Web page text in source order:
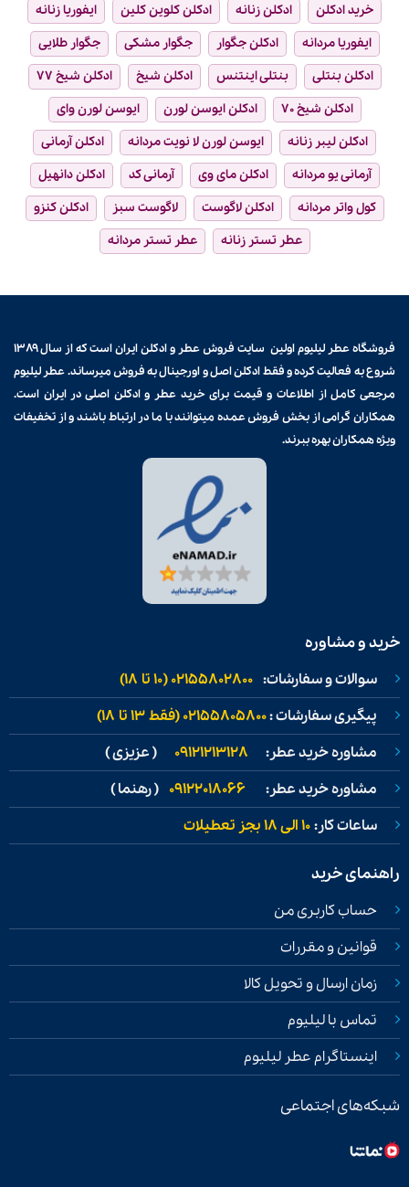
خرید ادکلن ادکلن زنانه ادکلن کلوین کلین
ایفوریا زنانه
ایفوریا مردانه
ادکلن جگوار جگوار مشکی
جگوار طلایی
ادکلن بنتلی
بنتلی اینتنس ادکلن شیخ
ادکلن شیخ ۷۷
ادکلن شیخ ۷۰
ادکلن ایوسن لورن
ایوسن لورن وای
ادکلن لیبر زنانه
ایوسن لورن لا نویت مردانه
ادکلن آرمانی
آرمانی یو مردانه
ادکلن مای وی آرمانی کد
ادکلن دانهیل
کول واتر مردانه
ادکلن لاگوست لاگوست سبز
ادکلن کنزو
عطر تستر زنانه
عطر تستر مردانه
فروشگاه عطر لیلیوم اولین سایت فروشعطر و ادکلن
ایران است که از سال ۱۳۸۹
شروع به فعالیت کرده و فقط ادکلن اصل و اورجینال به فروش میرساند. عطر لیلیوم
مرجعی کامل از اطلاعات و قیمت برایخرید عطر و ادکلن اصلی در ایران است.
همکاران گرامی از بخش فروش عمده میتوانند با ما در ارتباط باشند و از تخفیفات
ویژه همکاران بهره ببرند.
خرید و مشاوره
سوالات و سفارشات: 02155802800 (۱۰ تا ۱۸)
پیگیری سفارشات :02155805800 (فقط ۱۳ تا ۱۸)
مشاوره خرید عطر: 09121213128 ( عزیزی )
مشاوره خرید عطر: 09122018066 ( رهنما )
ساعات کار:۱۰ الی ۱۸ بجز تعطیلات
راهنمای خرید
حساب کاربری من
قوانین و مقررات
زمان ارسال و تحویل کالا
تماس با لیلیوم
اینستاگرام عطر لیلیوم
شبکه‌های اجتماعی